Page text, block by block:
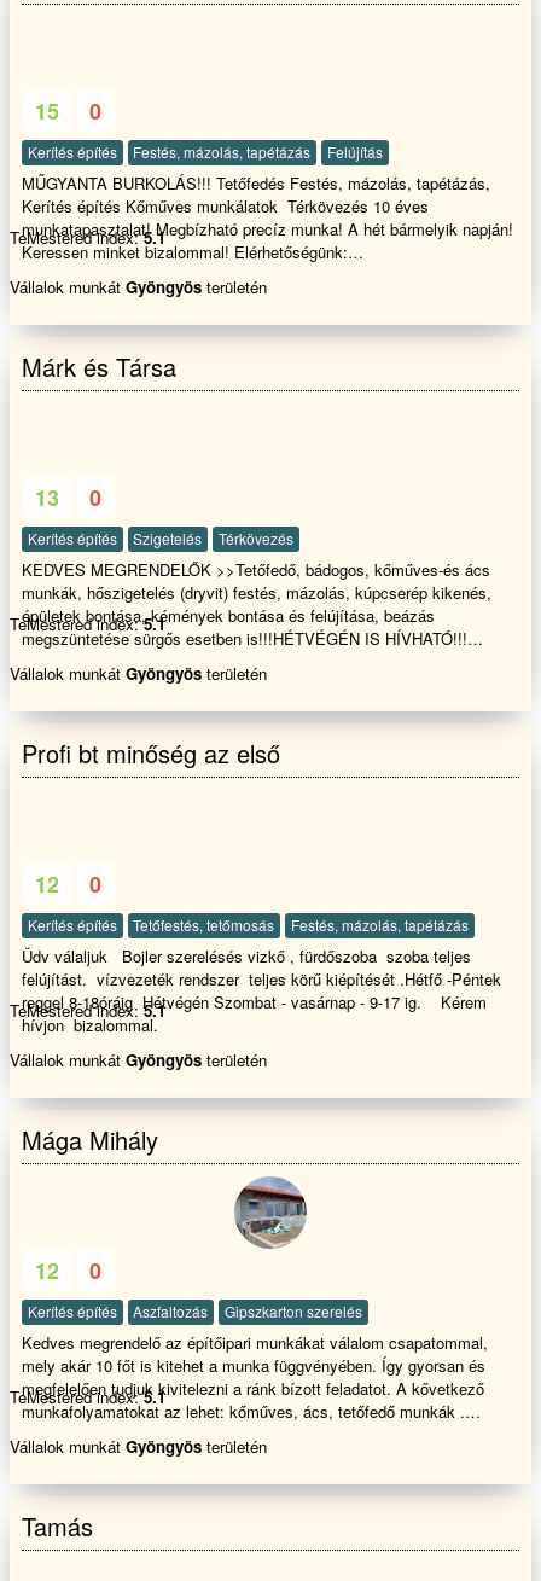
15 0
Kerítés építés Festés, mázolás, tapétázás Felújítás
MŰGYANTA BURKOLÁS!!! Tetőfedés Festés, mázolás, tapétázás,
Kerítés építés Kőműves munkálatok Térkövezés 10 éves
munkatapasztalat! Megbízható precíz munka! A hét bármelyik napján!
Keressen minket bizalommal! Elérhetőségünk:
TeMestered index:5.1
Vállalok munkát Gyöngyös területén
Márk és Társa
13 0
Kerítés építés Szigetelés Térkövezés
KEDVES MEGRENDELŐK >>Tetőfedő, bádogos, kőműves-és ács
munkák, hőszigetelés (dryvit) festés, mázolás, kúpcserép kikenés,
épületek bontása, kémények bontása és felújítása, beázás
megszüntetése sürgős esetben is!!!HÉTVÉGÉN IS HÍVHATÓ!!!
kedvezmény!!!! ...................................
TeMestered index:5.1
Vállalok munkát Gyöngyös területén
Profi bt minőség az első
12 0
Kerítés építés Tetőfestés, tetőmosás Festés, mázolás, tapétázás
Üdv válaljuk Bojler szerelésés vizkő , fürdőszoba szoba teljes
felújítást. vízvezeték rendszer teljes körű kiépítését .Hétfő -Péntek
reggel 8-18óráig Hétvégén Szombat - vasárnap - 9-17 ig. Kérem
hívjon bizalommal.
TeMestered index: 5.1
Vállalok munkát Gyöngyös területén
Mága Mihály
12 0
Kerítés építés Aszfaltozás Gipszkarton szerelés
Kedves megrendelő az építőipari munkákat válalom csapatommal,
mely akár 10 főt is kitehet a munka függvényében. Így gyorsan és
megfelelően tudjuk kivitelezni a ránk bízott feladatot. A kővetkező
munkafolyamatokat az lehet: kőműves, ács, tetőfedő munkák .
ststb lakás felújítás falazás, vakolás, színezés, terasz épités
tárolók,melléképületek kerítés homlokzati hőszigetelés, hideg-meleg
burkolás, bontás festés térbetonozás gipszkartonozás
ácsmunkák Tetőjavítás akár S.O.Sajtók-ablakok cseréje mindenfele
munkák az épitőiparban
TeMestered index:5.1
Vállalok munkát Gyöngyös területén
Tamás